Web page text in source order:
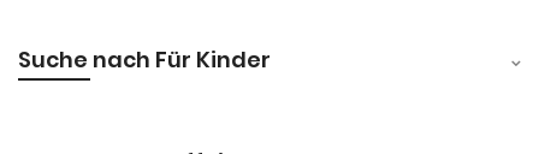
Suche nach Für Kinder